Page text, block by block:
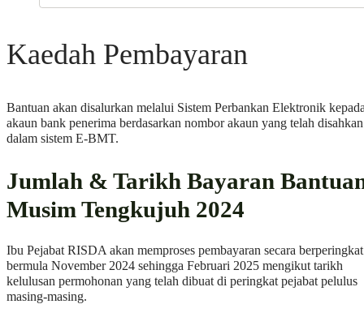
Kaedah Pembayaran
Bantuan akan disalurkan melalui Sistem Perbankan Elektronik
akaun bank penerima berdasarkan nombor akaun yang telah
dalam sistem E-BMT.
Jumlah & Tarikh Bayaran
Musim Tengkujuh 2024
Ibu Pejabat RISDA akan memproses pembayaran secara berperingkat
bermula November 2024 sehingga Februari 2025 mengikut tarikh
kelulusan permohonan yang telah dibuat di peringkat pejabat pelulus
masing-masing.